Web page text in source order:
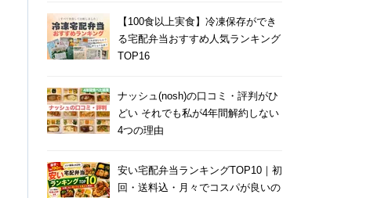
【100食以上実食】冷凍保存ができ
る宅配弁当おすすめ人気ランキング
TOP16
ナッシュ(nosh)の口コミ・評判がひ
どい それでも私が4年間解約しない
4つの理由
安い宅配弁当ランキングTOP10｜初
回・送料込・月々でコスパが良いの